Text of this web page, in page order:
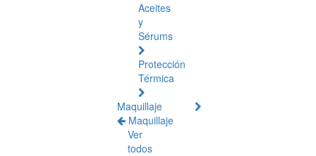
Aceites
y
Sérums
Protección
Térmica
Maquillaje
Maquillaje
Ver
todos